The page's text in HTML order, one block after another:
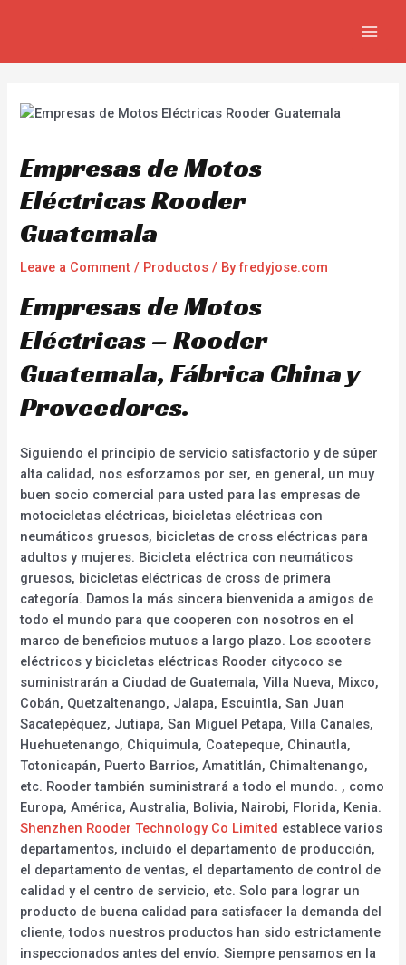
Empresas de Motos
Eléctricas Rooder
Guatemala
Leave a Comment / Productos / Byfredyjose.com
Empresas de Motos
Eléctricas – Rooder
Guatemala, Fábrica China y
Proveedores.
Siguiendo el principio de servicio satisfactorio y de súper
alta calidad, nos esforzamos por ser, en general, un muy
buen socio comercial para usted para las empresas de
motocicletas eléctricas, bicicletas eléctricas con
neumáticos gruesos, bicicletas de cross eléctricas para
adultos y mujeres. Bicicleta eléctrica con neumáticos
gruesos, bicicletas eléctricas de cross de primera
categoría. Damos la más sincera bienvenida a amigos de
todo el mundo para que cooperen con nosotros en el
marco de beneficios mutuos a largo plazo. Los scooters
eléctricos y bicicletas eléctricas Rooder citycoco se
suministrarán a Ciudad de Guatemala, Villa Nueva, Mixco,
Cobán, Quetzaltenango, Jalapa, Escuintla, San Juan
Sacatepéquez, Jutiapa, San Miguel Petapa, Villa Canales,
Huehuetenango, Chiquimula, Coatepeque, Chinautla,
Totonicapán, Puerto Barrios, Amatitlán, Chimaltenango,
etc. Rooder también suministrará a todo el mundo. , como
Europa, América, Australia, Bolivia, Nairobi, Florida, Kenia.
Shenzhen Rooder Technology Co Limited establece varios
departamentos, incluido el departamento de producción,
el departamento de ventas, el departamento de control de
calidad y el centro de servicio, etc. Solo para lograr un
producto de buena calidad para satisfacer la demanda del
cliente, todos nuestros productos han sido estrictamente
inspeccionados antes del envío. Siempre pensamos en la